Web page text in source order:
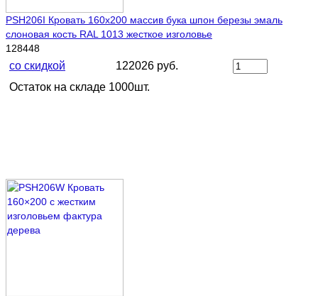
PSH206I Кровать 160х200 массив бука шпон березы эмаль
слоновая кость RAL 1013 жесткое изголовье
128448
со скидкой
122026 руб.
Остаток на складе 1000шт.